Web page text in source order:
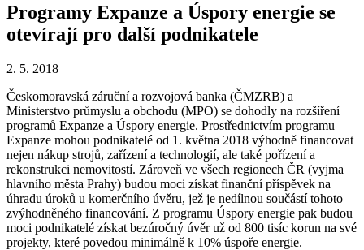
Programy Expanze a Úspory energie se
otevírají pro další podnikatele
2. 5. 2018
Českomoravská záruční a rozvojová banka (ČMZRB) a
Ministerstvo průmyslu a obchodu (MPO) se dohodly na rozšíření
programů Expanze a Úspory energie. Prostřednictvím programu
Expanze mohou podnikatelé od 1. května 2018 výhodně financovat
nejen nákup strojů, zařízení a technologií, ale také pořízení a
rekonstrukci nemovitostí. Zároveň ve všech regionech ČR (vyjma
hlavního města Prahy) budou moci získat finanční příspěvek na
úhradu úroků u komerčního úvěru, jež je nedílnou součástí tohoto
zvýhodněného financování. Z programu Úspory energie pak budou
moci podnikatelé získat bezúročný úvěr už od 800 tisíc korun na své
projekty, které povedou minimálně k 10% úspoře energie.